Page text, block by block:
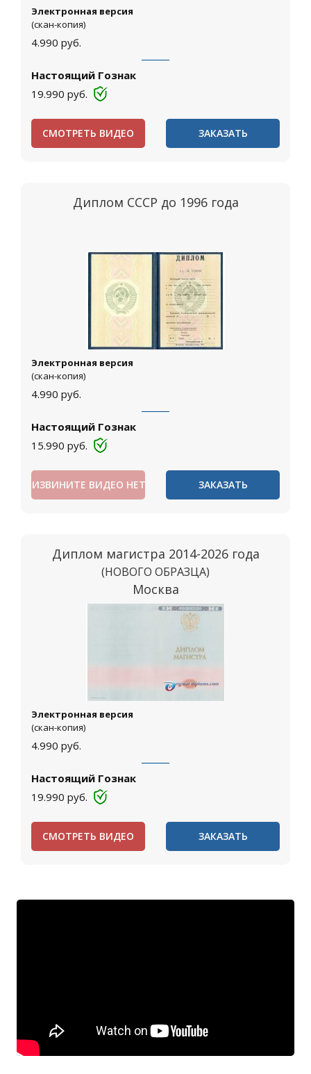
Электронная версия
(скан-копия)
4.990 руб.
Настоящий Гознак
19.990 руб.
СМОТРЕТЬ ВИДЕО ЗАКАЗАТЬ
Диплом СССР до 1996 года
Электронная версия
(скан-копия)
4.990 руб.
Настоящий Гознак
15.990 руб.
ИЗВИНИТЕ ВИДЕО НЕТ ЗАКАЗАТЬ
Диплом магистра 2014-2026 года
(НОВОГО ОБРАЗЦА)
Москва
Электронная версия
(скан-копия)
4.990 руб.
Настоящий Гознак
19.990 руб.
СМОТРЕТЬ ВИДЕО ЗАКАЗАТЬ